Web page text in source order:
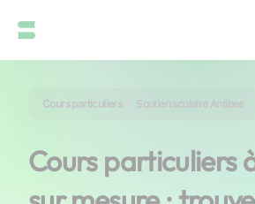
Cours particuliers Soutien scolaire Antibes
Cours particuliers